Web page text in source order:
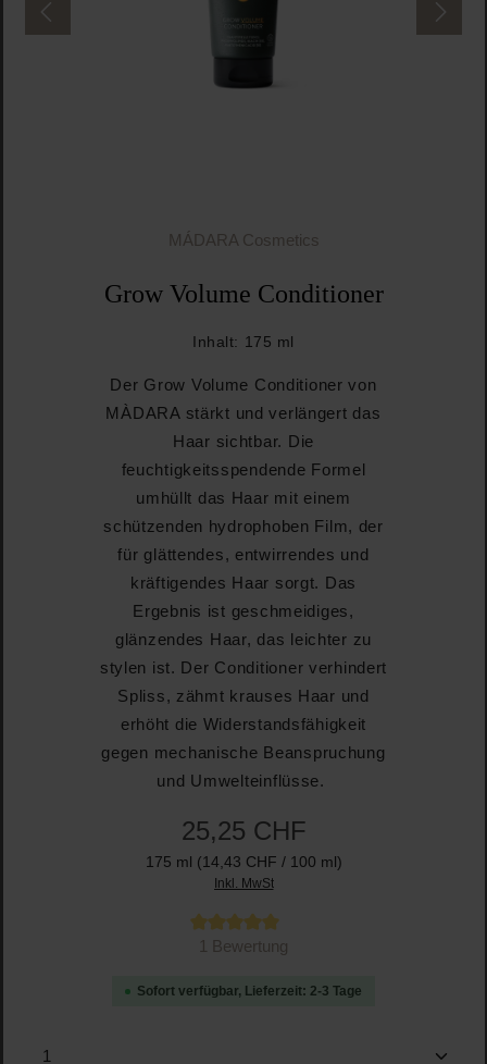
MÁDARA Cosmetics
Grow Volume Conditioner
Inhalt: 175 ml
Der Grow Volume Conditioner von
MÀDARA stärkt und verlängert das
Haar sichtbar. Die
feuchtigkeitsspendende Formel
umhüllt das Haar mit einem
schützenden hydrophoben Film, der
für glättendes, entwirrendes und
kräftigendes Haar sorgt. Das
Ergebnis ist geschmeidiges,
glänzendes Haar, das leichter zu
stylen ist. Der Conditioner verhindert
Spliss, zähmt krauses Haar und
erhöht die Widerstandsfähigkeit
gegen mechanische Beanspruchung
und Umwelteinflüsse.
25,25 CHF
175 ml (14,43 CHF / 100 ml)
Inkl. MwSt
Durchschnittliche Bewertung von 5 von 5 Sternen
1 Bewertung
Sofort verfügbar, Lieferzeit: 2-3 Tage
Produkt Anzahl: Gib den gewünschten Wert ein